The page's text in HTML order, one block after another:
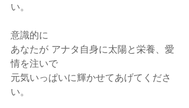
い。
意識的に
あなたが アナタ自身に太陽と栄養、愛
情を注いで
元気いっぱいに輝かせてあげてくださ
い。